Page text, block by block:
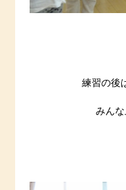
練習の後
みん